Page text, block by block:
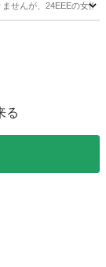
せんが、24EEEの女
る